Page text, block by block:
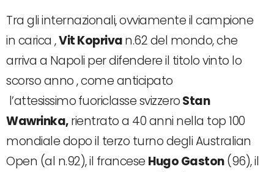
Tra gli internazionali, ovviamente il campione
in carica ,Vit Koprivan.62 del mondo, che
arriva a Napoli per difendere il titolo vinto lo
scorso anno , come anticipato
l’attesissimofuoriclasse svizzeroStan
Wawrinka,rientrato a 40 anni nella top 100
mondiale dopo il terzo turno degli Australian
Open (al n.92), il francese Hugo Gaston(96), il